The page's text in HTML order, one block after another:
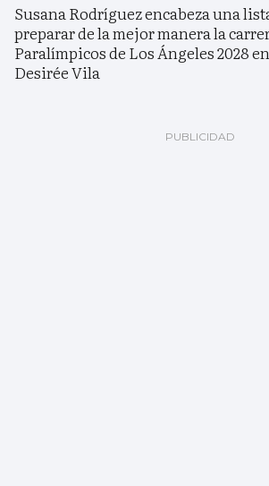
Susana Rodríguez encabeza una
preparar de la mejor manera la
Paralímpicos de Los Ángeles 2028
Desirée Vila